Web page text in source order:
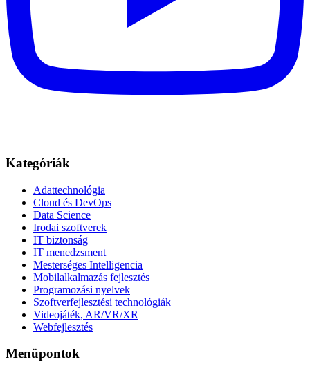
Kategóriák
Adattechnológia
Cloud és DevOps
Data Science
Irodai szoftverek
IT biztonság
IT menedzsment
Mesterséges Intelligencia
Mobilalkalmazás fejlesztés
Programozási nyelvek
Szoftverfejlesztési technológiák
Videojáték, AR/VR/XR
Webfejlesztés
Menüpontok